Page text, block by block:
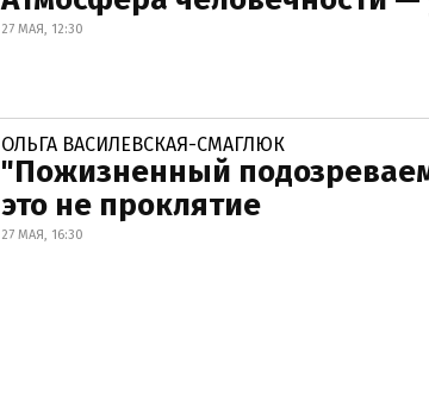
27 МАЯ, 12:30
ОЛЬГА ВАСИЛЕВСКАЯ-СМАГЛЮК
"Пожизненный
это не проклятие
27 МАЯ, 16:30